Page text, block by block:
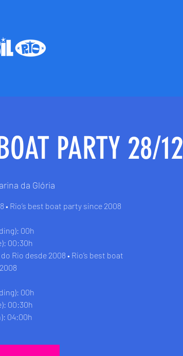
PARTY 28/12
da Glória
Rio’s best boat party since 2008
00h
00:30h
Rio desde 2008 • Rio’s best boat
00h
00:30h
04:00h